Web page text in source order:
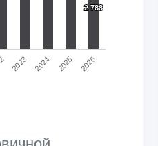
2 788
2 788
2023 2024 2025 2026